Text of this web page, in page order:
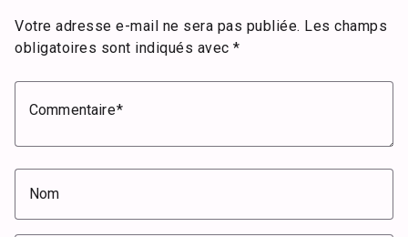
Votre adresse e-mail ne sera pas publiée. Les champs
obligatoires sont indiqués avec *
Commentaire
Nom